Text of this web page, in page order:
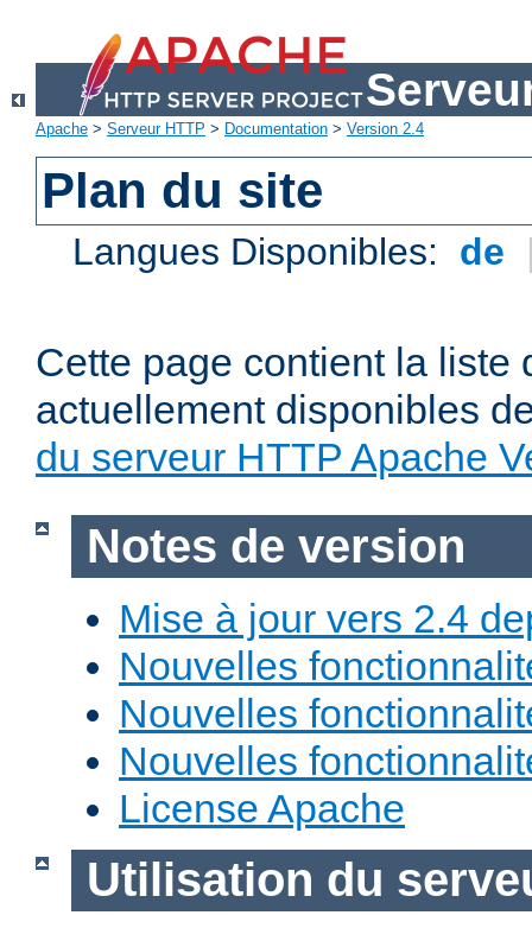
Apache > Serveur HTTP > Documentation > Version 2.4
Plan du site
Langues Disponibles: de
Cette page contient la liste
actuellement disponibles
du serveur HTTP Apache
Notes de version
Mise à jour vers 2.4
Nouvelles
Nouvelles
Nouvelles
License Apache
Utilisation du